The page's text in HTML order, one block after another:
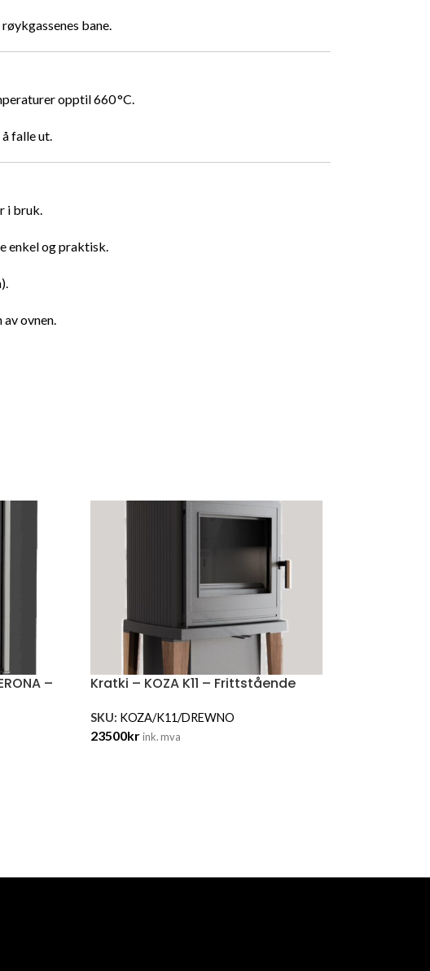
bane.
opptil 660 °C.
falle ut.
i bruk.
enkel og praktisk.
ovnen.
–
Kratki – KOZA K11 – Frittstående
SKU: KOZA/K11/DREWNO
23500kr ink. mva